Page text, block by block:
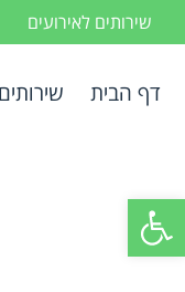
פתח סרגל נגישות
שירותים לאירועים
דף הבית